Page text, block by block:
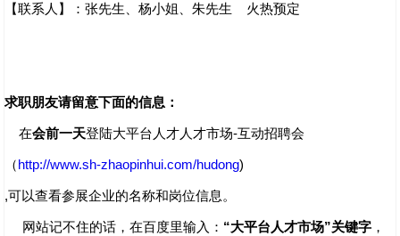
【联系人】：张先生、杨小姐、朱先生 火热预定
求职朋友请留意下面的信息：
在会前一天登陆大平台人才人才市场-互动招聘会
（http://www.sh-zhaopinhui.com/hudong)
,可以查看参展企业的名称和岗位信息。
网站记不住的话，在百度里输入： “大平台人才市场”关键字，